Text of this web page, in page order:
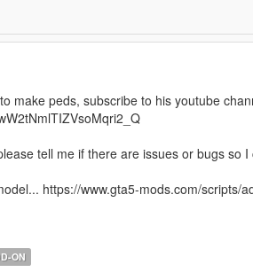
make peds, subscribe to his youtube
tell me if there are issues or bugs so
https://www.gta5-mods.com/scripts/
ON